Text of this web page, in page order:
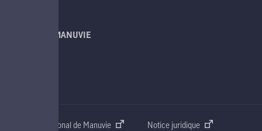
À PROPOS DE MANUVIE
Site web international de Manuvie Notice juridique